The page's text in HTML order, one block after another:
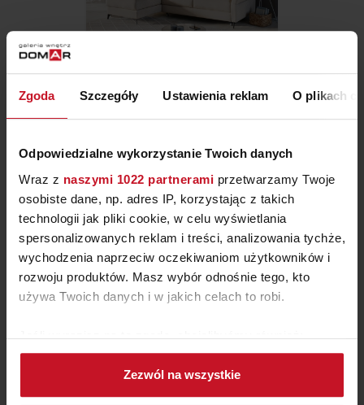
Zgoda Szczegóły Ustawienia reklam O plikach
Odpowiedzialne wykorzystanie Twoich danych
Wraz z naszymi 1022 partnerami przetwarzamy Twoje
osobiste dane, np. adres IP, korzystając z takich
technologii jak pliki cookie, w celu wyświetlania
spersonalizowanych reklam i treści, analizowania tychże,
wychodzenia naprzeciw oczekiwaniom użytkowników i
rozwoju produktów. Masz wybór odnośnie tego, kto
używa Twoich danych i w jakich celach to robi.
Jeśli wyrazisz na to zgodę, chcielibyśmy również:
Gromadzić dane dotyczące Twojej lokalizacji
geograficznej z dokładnością nawet do kilku metrów
Identyfikować Twoje urządzenie, aktywnie
Zezwól na wszystkie
ZAPYTAJ O CENĘ W SALONIE